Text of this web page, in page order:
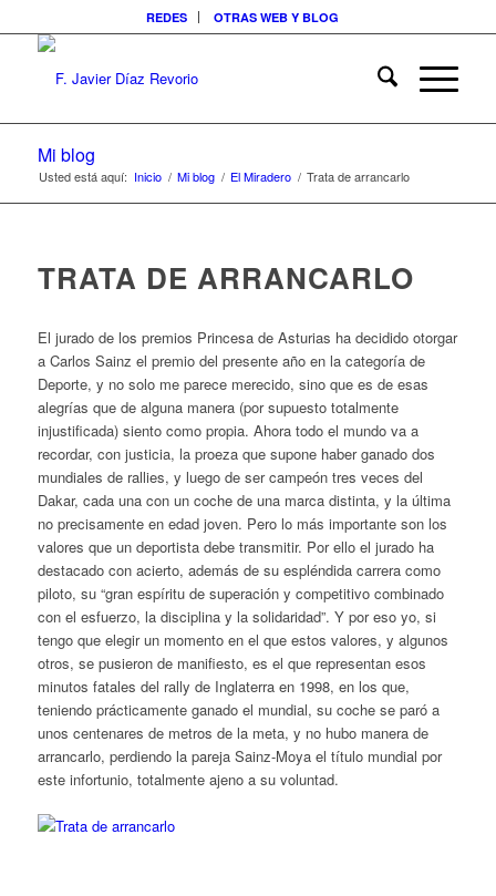
REDES OTRAS WEB Y BLOG
Mi blog
Usted está aquí: Inicio / Mi blog / El Miradero / Trata de arrancarlo
TRATA DE ARRANCARLO
El jurado de los premios Princesa de Asturias ha decidido otorgar
a Carlos Sainz el premio del presente año en la categoría de
Deporte, y no solo me parece merecido, sino que es de esas
alegrías que de alguna manera (por supuesto totalmente
injustificada) siento como propia. Ahora todo el mundo va a
recordar, con justicia, la proeza que supone haber ganado dos
mundiales de rallies, y luego de ser campeón tres veces del
Dakar, cada una con un coche de una marca distinta, y la última
no precisamente en edad joven. Pero lo más importante son los
valores que un deportista debe transmitir. Por ello el jurado ha
destacado con acierto, además de su espléndida carrera como
piloto, su “gran espíritu de superación y competitivo combinado
con el esfuerzo, la disciplina y la solidaridad”. Y por eso yo, si
tengo que elegir un momento en el que estos valores, y algunos
otros, se pusieron de manifiesto, es el que representan esos
minutos fatales del rally de Inglaterra en 1998, en los que,
teniendo prácticamente ganado el mundial, su coche se paró a
unos centenares de metros de la meta, y no hubo manera de
arrancarlo, perdiendo la pareja Sainz-Moya el título mundial por
este infortunio, totalmente ajeno a su voluntad.